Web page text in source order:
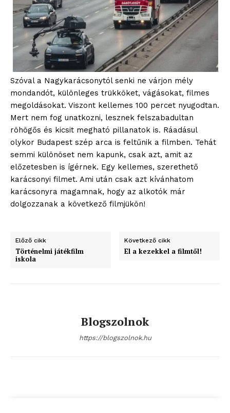
blogSZOLNOK
szubjektív élményportál
Szóval a Nagykarácsonytól senki ne várjon mély
mondandót, különleges trükköket, vágásokat, filmes
megoldásokat. Viszont kellemes 100 percet nyugodtan.
Mert nem fog unatkozni, lesznek felszabadultan
röhögős és kicsit megható pillanatok is. Ráadásul
olykor Budapest szép arca is feltűnik a filmben. Tehát
semmi különöset nem kapunk, csak azt, amit az
előzetesben is ígérnek. Egy kellemes, szerethető
karácsonyi filmet. Ami után csak azt kívánhatom
karácsonyra magamnak, hogy az alkotók már
dolgozzanak a következő filmjükön!
Előző cikk
Történelmi játékfilm
iskola
Következő cikk
El a kezekkel a filmtől!
Blogszolnok
https://blogszolnok.hu